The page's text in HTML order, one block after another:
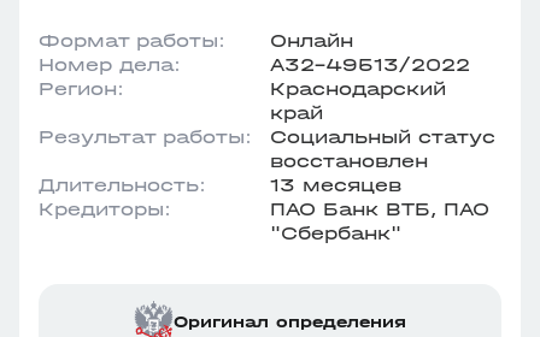
Формат работы:
Онлайн
Номер дела:
А32-49513/2022
Регион:
Краснодарский
край
Результат работы:
Социальный статус
восстановлен
Длительность:
13 месяцев
Кредиторы:
ПАО Банк ВТБ, ПАО
"Сбербанк"
Оригинал определения